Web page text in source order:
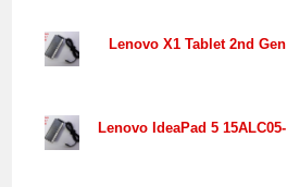
מטען מקורי למחשב נייד Lenovo X1 Tablet 2nd Gen
מטען מקורי למחשב נייד Lenovo IdeaPad 5 15ALC05-